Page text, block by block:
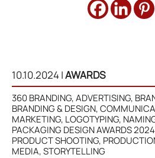
10.10.2024|AWARDS
360 BRANDING, ADVERTISING,
BRANDING & DESIGN,
MARKETING, LOGOTYPING,
PACKAGING DESIGN AWARDS
PRODUCT SHOOTING,
MEDIA, STORYTELLING